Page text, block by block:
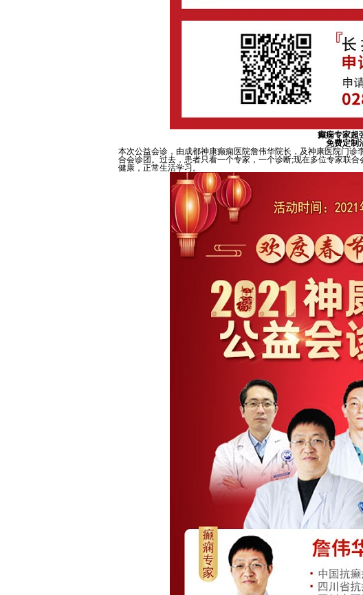
癫痫专家超
免费定制
本次公益会诊，由成都神康癫痫医院詹伟华院长，及神康医院门
合会诊团。过去，患者只看一个专家，一个诊断;现在多位专家联
健康，正常生活学习。